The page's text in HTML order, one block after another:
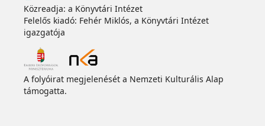
Közreadja: a Könyvtári Intézet
Felelős kiadó: Fehér Miklós, a Könyvtári Intézet
igazgatója
A folyóirat megjelenését a Nemzeti Kulturális Alap
támogatta.